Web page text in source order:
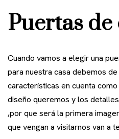
Puertas
Cuando vamos a elegir una
para nuestra casa debemos
características en cuenta
diseño queremos y los
,por que será la primera
que vengan a visitarnos van a